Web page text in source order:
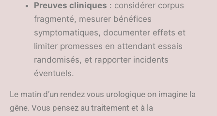
Preuves cliniques : considérer corpus
fragmenté, mesurer bénéfices
symptomatiques, documenter effets et
limiter promesses en attendant essais
randomisés, et rapporter incidents
éventuels.
Le matin d’un rendez vous urologique on imagine la
gêne. Vous pensez au traitement et à la